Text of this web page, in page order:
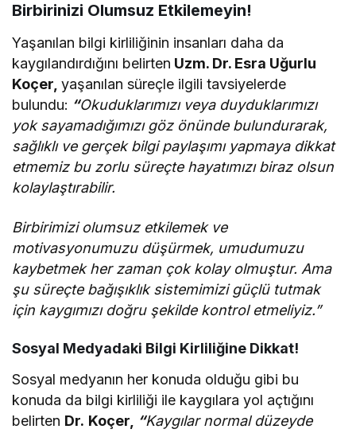
Birbirinizi Olumsuz Etkilemeyin!
Yaşanılan bilgi kirliliğinin insanları daha da
kaygılandırdığını belirten Uzm. Dr. Esra Uğurlu
Koçer,yaşanılan süreçle ilgili tavsiyelerde
bulundu: “Okuduklarımızı veya duyduklarımızı
yok sayamadığımızı göz önünde bulundurarak,
sağlıklı ve gerçek bilgi paylaşımı yapmaya dikkat
etmemiz bu zorlu süreçte hayatımızı biraz olsun
kolaylaştırabilir.
Birbirimizi olumsuz etkilemek ve
motivasyonumuzu düşürmek, umudumuzu
kaybetmek her zaman çok kolay olmuştur. Ama
şu süreçte bağışıklık sistemimizi güçlü tutmak
için kaygımızı doğru şekilde kontrol etmeliyiz.”
Sosyal Medyadaki Bilgi Kirliliğine Dikkat!
Sosyal medyanın her konuda olduğu gibi bu
konuda da bilgi kirliliği ile kaygılara yol açtığını
belirten Dr. Koçer, “Kaygılar normal düzeyde